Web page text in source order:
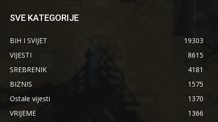
SVE KATEGORIJE
BIH I SVIJET
19303
VIJESTI
8615
SREBRENIK
4181
BIZNIS
1575
Ostale vijesti
1370
VRIJEME
1366